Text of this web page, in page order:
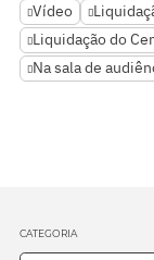
Vídeo
Liquidação do
Na sala de
CATEGORIA